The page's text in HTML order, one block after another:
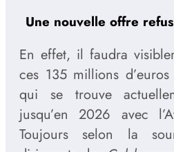
Une nouvelle offre
En effet, il faudra
ces 135 millions
qui se trouve
jusqu’en 2026 avec
Toujours selon la